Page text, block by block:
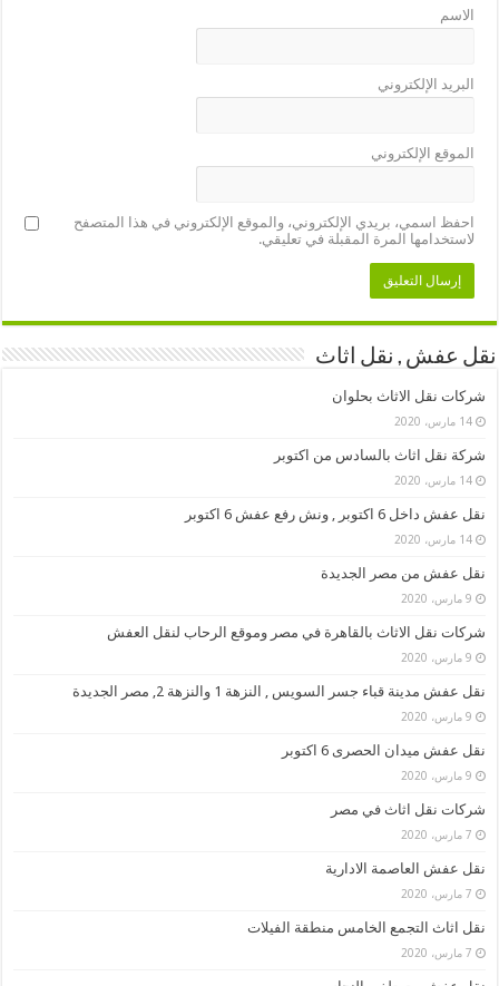
الاسم
البريد الإلكتروني
الموقع الإلكتروني
احفظ اسمي، بريدي الإلكتروني، والموقع الإلكتروني في هذا المتصفح
لاستخدامها المرة المقبلة في تعليقي.
نقل عفش , نقل اثاث
شركات نقل الاثاث بحلوان
14 مارس، 2020
شركة نقل اثاث بالسادس من اكتوبر
14 مارس، 2020
نقل عفش داخل 6 اكتوبر , ونش رفع عفش 6 اكتوبر
14 مارس، 2020
نقل عفش من مصر الجديدة
9 مارس، 2020
شركات نقل الاثاث بالقاهرة في مصر وموقع الرحاب لنقل العفش
9 مارس، 2020
نقل عفش مدينة قباء جسر السويس , النزهة 1 والنزهة 2, مصر الجديدة
9 مارس، 2020
نقل عفش ميدان الحصرى 6 اكتوبر
9 مارس، 2020
شركات نقل اثاث في مصر
7 مارس، 2020
نقل عفش العاصمة الادارية
7 مارس، 2020
نقل اثاث التجمع الخامس منطقة الفيلات
7 مارس، 2020